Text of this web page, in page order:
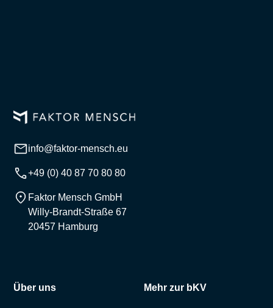
info@faktor-mensch.eu
+49 (0) 40 87 70 80 80
Faktor Mensch GmbH
Willy-Brandt-Straße 67
20457 Hamburg
Über uns Mehr zur bKV